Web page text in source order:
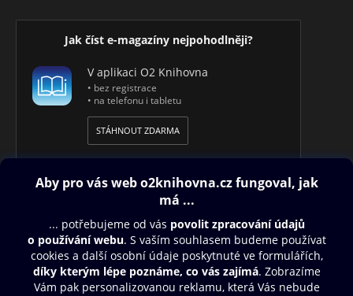
Jak číst e-magazíny nejpohodlněji?
V aplikaci O2 Knihovna
• bez registrace
• na telefonu i tabletu
STÁHNOUT ZDARMA
Obsah ke stažení
Moje O2 Knihovna